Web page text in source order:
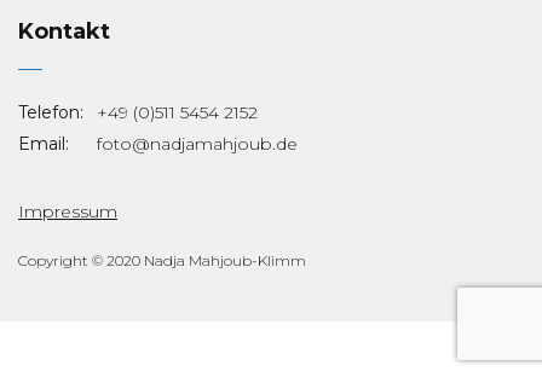
Kontakt
Telefon:
+49 (0)511 5454 2152
Email:
foto@nadjamahjoub.de
Impressum
Copyright © 2020 Nadja Mahjoub-Klimm